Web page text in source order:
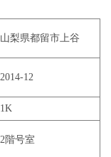
山梨県都留市上谷
2014-12
1K
2階号室